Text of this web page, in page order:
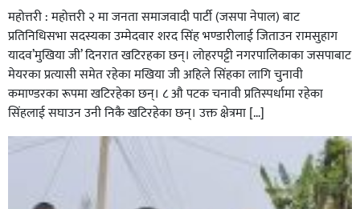
सिराहाको औरहीमा जेन-जी भेला सम्पन्न
महोत्तरी : महोत्तरी २ मा जनता समाजवादी पार्टी (जसपा नेपाल) बाट
प्रतिनिधिसभा सदस्यका उम्मेदवार शरद सिंह भण्डारीलाई जिताउन रामसुहाग
यादव’मुखिया जी’ दिनरात खटिरहका छन्। लोहरपट्टी नगरपालिकाका जसपाबाट
मेयरका प्रत्यासी समेत रहेका मखिया जी अहिले सिंहका लागि चुनावी
कमाण्डरका रूपमा खटिरहेका छन्। ८ औ पटक चनावी प्रतिस्पर्धामा रहेका
सिंहलाई सघाउन उनी निकै खटिरहेका छन्। उक्त क्षेत्रमा […]